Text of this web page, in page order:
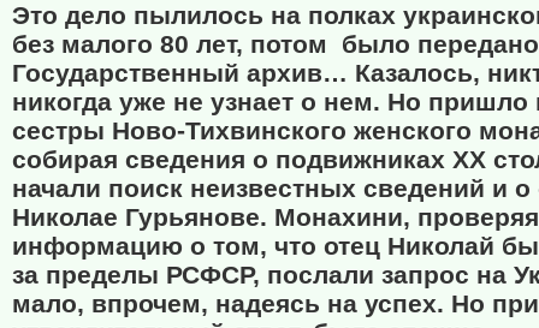
Это дело пылилось на полках
без малого 80 лет, потом
было
Государственный архив… Казалось,
никогда уже не узнает о нем. Но пришло
сестры Ново-Тихвинского женского
собирая сведения о подвижниках ХХ
начали поиск неизвестных сведений и о
Николае Гурьянове. Монахини, проверяя
информацию о том, что отец Николай
за пределы РСФСР, послали запрос на
мало, впрочем, надеясь на успех. Но